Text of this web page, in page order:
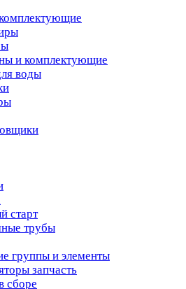
и комплектующие
воды
старт
трубы
группы и элементы
запчасть
сборе